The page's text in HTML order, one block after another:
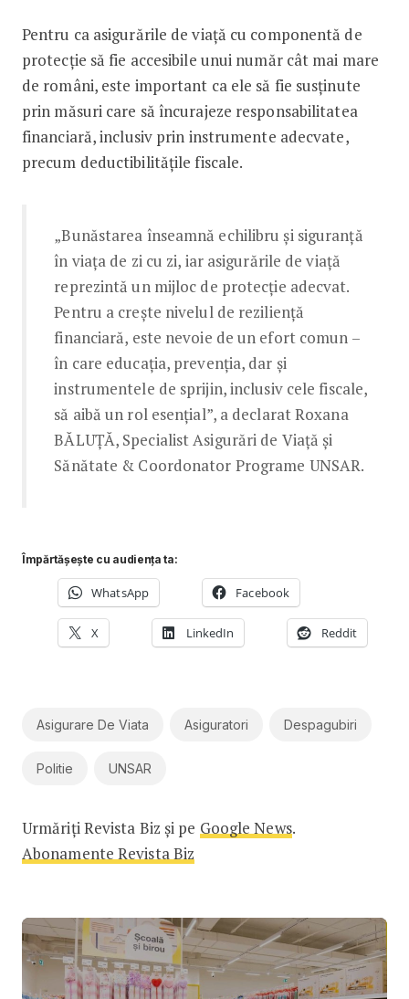
Pentru ca asigurările de viață cu componentă de
protecție să fie accesibile unui număr cât mai mare
de români, este important ca ele să fie susținute
prin măsuri care să încurajeze responsabilitatea
financiară, inclusiv prin instrumente adecvate,
precum deductibilitățile fiscale.
„Bunăstarea înseamnă echilibru și siguranță
în viața de zi cu zi, iar asigurările de viață
reprezintă un mijloc de protecție adecvat.
Pentru a crește nivelul de reziliență
financiară, este nevoie de un efort comun –
în care educația, prevenția, dar și
instrumentele de sprijin, inclusiv cele fiscale,
să aibă un rol esențial”, a declarat Roxana
BĂLUȚĂ, Specialist Asigurări de Viață și
Sănătate & Coordonator Programe UNSAR.
Împărtășește cu audiența ta:
WhatsApp Facebook
X LinkedIn Reddit
Asigurare De Viata Asiguratori Despagubiri
Politie UNSAR
Urmăriți Revista Biz și pe Google News.
Abonamente Revista Biz